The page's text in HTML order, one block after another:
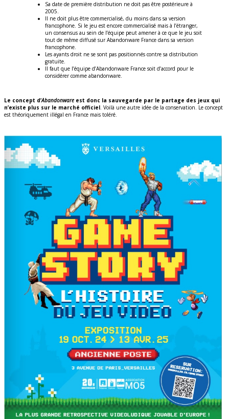
Sa date de première distribution ne doit pas être postérieure à
2005.
Il ne doit plus être commercialisé, du moins dans sa version
francophone. Si le jeu est encore commercialisé mais à l’étranger,
un consensus au sein de l’équipe peut amener à ce que le jeu soit
tout de même diffusé sur Abandonware France dans sa version
francophone.
Les ayants droit ne se sont pas positionnés contre sa distribution
gratuite.
Il faut que l’équipe d’Abandonware France soit d’accord pour le
considérer comme abandonware.
Le concept d’Abandonware est donc la sauvegarde par le partage des jeux qui
n’existe plus sur le marché officiel. Voilà une autre idée de la conservation. Le concept
est théoriquement illégal en France mais toléré.